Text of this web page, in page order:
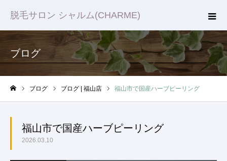
脱毛サロン シャルム(CHARME)
ブログ
ブログ ブログ | 福山店 福山市で国産ハーブピーリング
福山市で国産ハーブピーリング
2026.03.10